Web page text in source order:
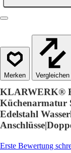
Vergleichen
KLARWERK®
Küchenarmatur
Edelstahl
Erste Bewertung